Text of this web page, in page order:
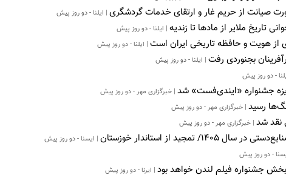
صیانت از حریم غار و ارتقای خدمات گردشگری | ایلنا - دو روز پیش
تاریخ ملایر از مادها تا زندیه | ایلنا - دو روز پیش
از هویت و حافظه تاریخی ایران است | ایلنا - دو روز پیش
بجنوردی رفت | ایلنا - دو روز پیش
- دو روز پیش
جشنواره «ایندی‌فست» شد | خبرگزاری مهر - دو روز پیش
رسید | خبرگزاری مهر - دو روز پیش
نقد شد | خبرگزاری مهر - دو روز پیش
| ایسنا - دو روز پیش
- دو روز پیش
جشنواره فیلم لندن خواهد بود | ایرنا - دو روز پیش